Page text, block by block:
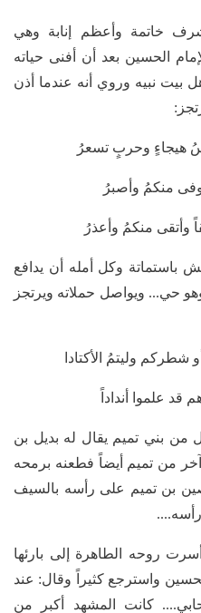
خاتمة وأعظم إنابة وهي
الحسين بعد أن أفنى حياته
بيت نبيه وروي أنه عندما أذن
هيجاءٍ وحربٍ تسعرُ
منكمُ وأصبرُ
منكمُ وأعذرُ
باستماتة وكل أمله أن يدافع
حي... ويواصل حملاته ويرتجز
وليتمُ الأكتادا
علموا أنداداً
من بني تميم يقال له بديل بن
من تميم أيضاً فطعنه برمحه
بن تميم على رأسه بالسيف
روحه الطاهرة إلى بارئها
واسترجع كثيراً وقال: عند
كانت المشهد أكبر من